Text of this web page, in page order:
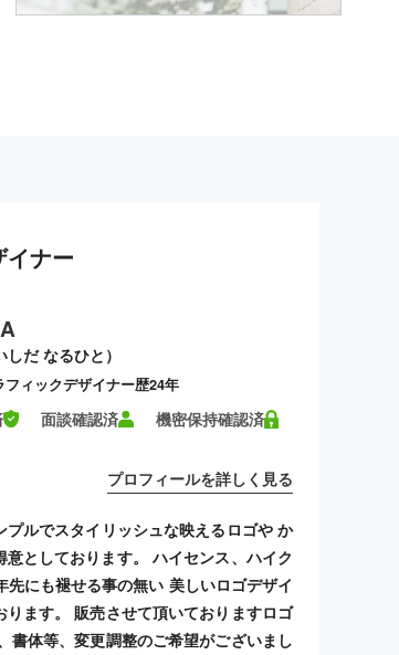
イナー
だ なるひと）
フィックデザイナー歴24年
面談確認済 機密保持確認済
プロフィールを詳しく見る
ルでスタイリッシュな映えるロゴや か
としております。 ハイセンス、ハイク
にも褪せる事の無い 美しいロゴデザイ
ます。 販売させて頂いておりますロゴ
書体等、変更調整のご希望がございまし